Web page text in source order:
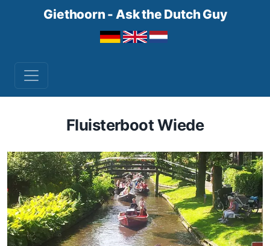
Giethoorn - Ask the Dutch Guy
Fluisterboot Wiede